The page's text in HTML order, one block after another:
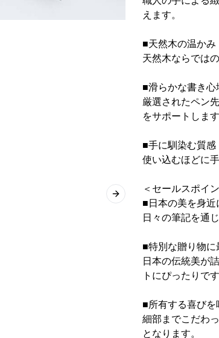
Next slide
えます。
■天然木の温かみ
天然木ならでは
■滑らかな書き心
厳選されたペン
をサポートします
■手に馴染む質感
使い込むほどに
＜セールスポイ
■日本の美を身近
日々の筆記を通
■特別な贈り物に
日本の伝統美が
トにぴったりです
■所有する喜びを
細部までこだわ
となります。